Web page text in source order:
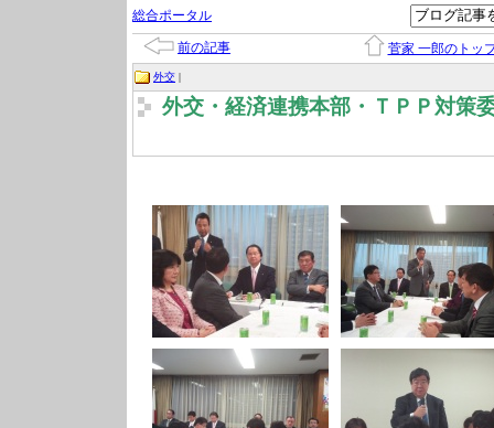
総合ポータル
前の記事 菅家 一郎のトッ
外交 |
外交・経済連携本部・ＴＰＰ対策